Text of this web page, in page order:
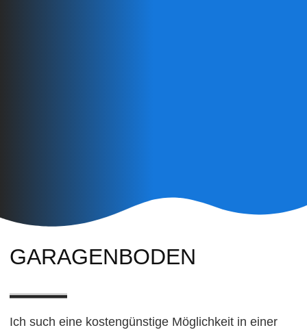
GARAGENBODEN
Ich such eine kostengünstige Möglichkeit in einer